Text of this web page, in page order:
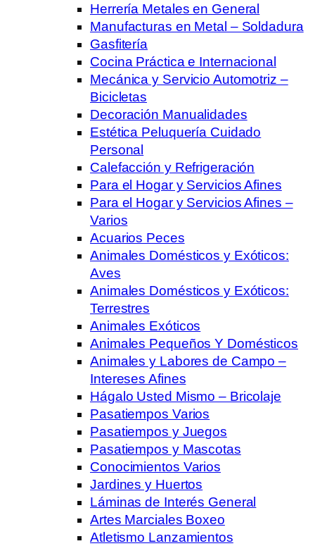
Herrería Metales en General
Manufacturas en Metal – Soldadura
Gasfitería
Cocina Práctica e Internacional
Mecánica y Servicio Automotriz –
Bicicletas
Decoración Manualidades
Estética Peluquería Cuidado
Personal
Calefacción y Refrigeración
Para el Hogar y Servicios Afines
Para el Hogar y Servicios Afines –
Varios
Acuarios Peces
Animales Domésticos y Exóticos:
Aves
Animales Domésticos y Exóticos:
Terrestres
Animales Exóticos
Animales Pequeños Y Domésticos
Animales y Labores de Campo –
Intereses Afines
Hágalo Usted Mismo – Bricolaje
Pasatiempos Varios
Pasatiempos y Juegos
Pasatiempos y Mascotas
Conocimientos Varios
Jardines y Huertos
Láminas de Interés General
Artes Marciales Boxeo
Atletismo Lanzamientos